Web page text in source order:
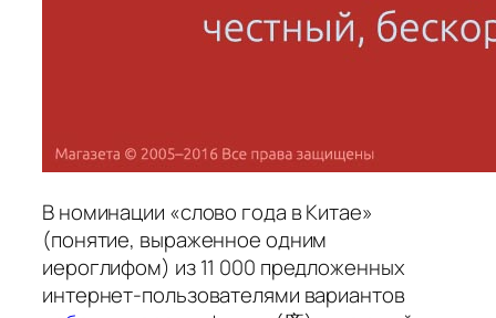
В номинации «слово года в Китае»
(понятие, выраженное одним
иероглифом) из 11 000 предложенных
интернет-пользователями вариантов